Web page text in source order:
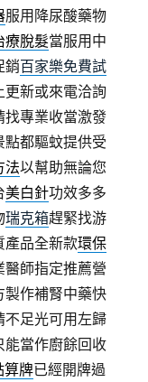
服用降尿酸藥物
療脫髮當服用中
銷百家樂免費試
新或來電洽詢
找專業收當激發
點都驅蚊提供受
法以幫助無論您
美白針功效多多
瑞克箱趕緊找游
產品全新款環保
師指定推薦營
製作補腎中藥快
不足光可用左歸
能當作廚餘回收
算牌已經開牌過